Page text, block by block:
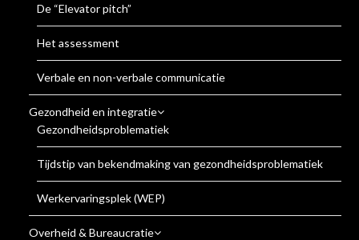
De “Elevator pitch”
Het assessment
Verbale en non-verbale communicatie
Gezondheid en integratie
Gezondheidsproblematiek
Tijdstip van bekendmaking van gezondheidsproblematiek
Werkervaringsplek (WEP)
Overheid & Bureaucratie